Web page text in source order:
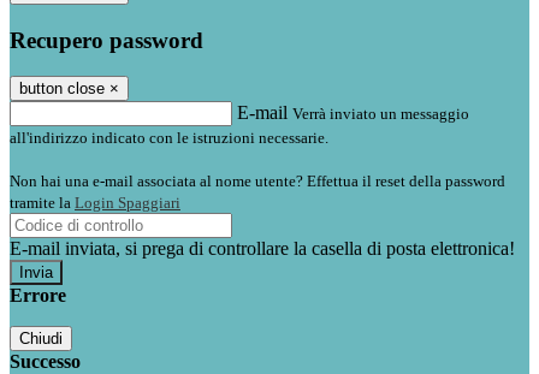
Recupero password
button close ×
E-mail Verrà inviato un messaggio
all'indirizzo indicato con le istruzioni necessarie.
Non hai una e-mail associata al nome utente? Effettua il reset della password
tramite la Login Spaggiari
E-mail inviata, si prega di controllare la casella di posta elettronica!
Errore
Chiudi
Successo